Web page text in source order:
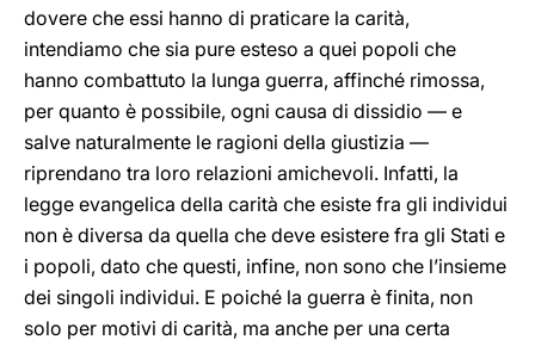
dovere che essi hanno di praticare la carità,
intendiamo che sia pure esteso a quei popoli che
hanno combattuto la lunga guerra, affinché rimossa,
per quanto è possibile, ogni causa di dissidio — e
salve naturalmente le ragioni della giustizia —
riprendano tra loro relazioni amichevoli. Infatti, la
legge evangelica della carità che esiste fra gli individui
non è diversa da quella che deve esistere fra gli Stati e
i popoli, dato che questi, infine, non sono che l’insieme
dei singoli individui. E poiché la guerra è finita, non
solo per motivi di carità, ma anche per una certa